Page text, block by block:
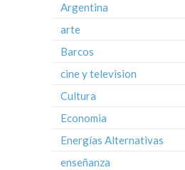
Argentina
arte
Barcos
cine y television
Cultura
Economia
Energías Alternativas
enseñanza